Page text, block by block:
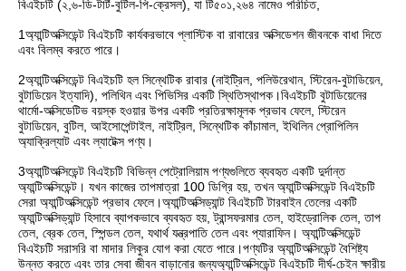
বিএইচটি (২,৬-ডি-টার্ট-বুটিল-পি-ক্রেসল), যা টি৫০১,২৬৪ নামেও পরিচিত,
1অ্যান্টিঅক্সিডেন্ট বিএইচটি কার্যকরভাবে প্লাস্টিক বা রাবারের অক্সিডেশন জীবনকে বাধা দিতে
এবং বিলম্ব করতে পারে।
2অ্যান্টিঅক্সিডেন্ট বিএইচটি হল সিন্থেটিক রাবার (নাইট্রিল, পলিউরেথান, স্টিরেন-বুটাডিয়েন,
বুটাডিয়েন ইত্যাদি), পলিথিন এবং পিভিসির একটি স্থিতিস্থাপক।বিএইচটি বুটাডিয়েনের
থার্মো-অক্সিডেটিভ বয়স্ক হওয়ার উপর একটি প্রতিরক্ষামূলক প্রভাব ফেলে, স্টিরেন
বুটাডিয়েন, বুটিল, আইসোপেন্টাইল, নাইট্রিল, সিন্থেটিক কাঁচামাল, ইথিলিন প্রোপিলিন
অ্যাক্রিল্যাট এবং ল্যাটেক্স পণ্য।
3অ্যান্টিঅক্সিডেন্ট বিএইচটি বিভিন্ন পেট্রোলিয়াম পণ্যগুলিতে ব্যবহৃত একটি দুর্দান্ত
অ্যান্টিঅক্সিডেন্ট। যখন কাজের তাপমাত্রা 100 ডিগ্রি হয়, তখন অ্যান্টিঅক্সিডেন্ট বিএইচটি
সেরা অ্যান্টিঅক্সিডেন্ট প্রভাব ফেলে।অ্যান্টিঅক্সিড্যান্ট বিএইচটি টারবাইন তেলের একটি
অ্যান্টিঅক্সিড্যান্ট হিসাবে ব্যাপকভাবে ব্যবহৃত হয়, ট্রান্সফরমার তেল, হাইড্রোলিক তেল, তাপ
তেল, ব্রেক তেল, স্পিন্ডল তেল, যথার্থ যন্ত্রপাতি তেল এবং প্যারাফিন। অ্যান্টিঅক্সিডেন্ট
বিএইচটি সরাসরি বা মাদার লিকুর যোগ করা যেতে পারে।পণ্যটির অ্যান্টিঅক্সিডেন্ট বৈশিষ্ট্য
উন্নত করতে এবং তার সেবা জীবন বাড়ানোর জন্যঅ্যান্টিঅক্সিডেন্ট বিএইচটি দীর্ঘ-চেইন ক্ষারীয়